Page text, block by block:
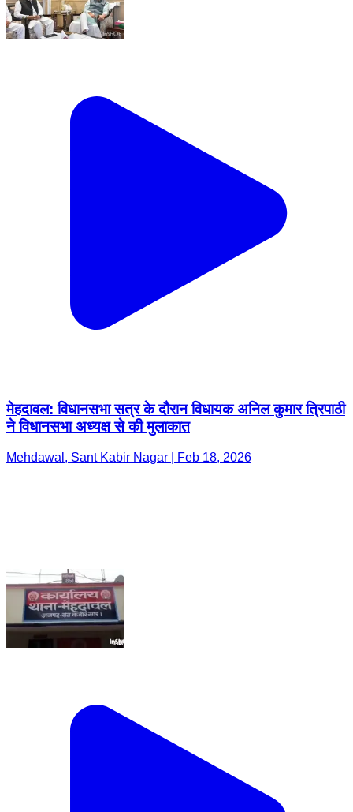
मेहदावल: विधानसभा सत्र के दौरान विधायक अनिल कुमार त्रिपाठी
ने विधानसभा अध्यक्ष से की मुलाकात
Mehdawal, Sant Kabir Nagar | Feb 18, 2026